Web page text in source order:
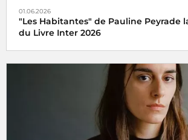
01.06.2026
"Les Habitantes" de Pauline Peyrade
du Livre Inter 2026